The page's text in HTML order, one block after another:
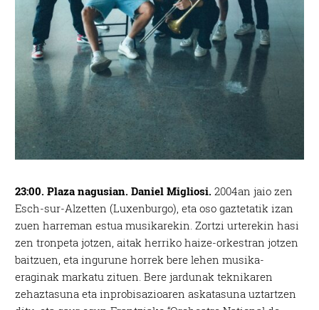
23:00. Plaza nagusian. Daniel Migliosi.2004an jaio zen
Esch-sur-Alzetten (Luxenburgo), eta oso gaztetatik izan
zuen harreman estua musikarekin. Zortzi urterekin hasi
zen tronpeta jotzen, aitak herriko haize-orkestran jotzen
baitzuen, eta ingurune horrek bere lehen musika-
eraginak markatu zituen. Bere jardunak teknikaren
zehaztasuna eta inprobisazioaren askatasuna uztartzen